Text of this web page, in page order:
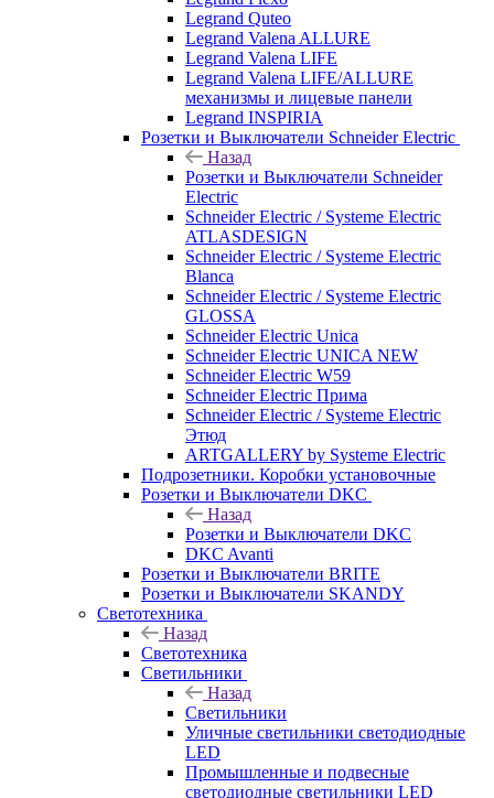
Legrand Quteo
Legrand Valena ALLURE
Legrand Valena LIFE
Legrand Valena LIFE/ALLURE
механизмы и лицевые панели
Legrand INSPIRIA
Розетки и Выключатели Schneider Electric
Назад
Розетки и Выключатели Schneider
Electric
Schneider Electric / Systeme Electric
ATLASDESIGN
Schneider Electric / Systeme Electric
Blanca
Schneider Electric / Systeme Electric
GLOSSA
Schneider Electric Unica
Schneider Electric UNICA NEW
Schneider Electric W59
Schneider Electric Прима
Schneider Electric / Systeme Electric
Этюд
ARTGALLERY by Systeme Electric
Подрозетники. Коробки установочные
Розетки и Выключатели DKC
Назад
Розетки и Выключатели DKC
DKC Avanti
Розетки и Выключатели BRITE
Розетки и Выключатели SKANDY
Светотехника
Назад
Светотехника
Светильники
Назад
Светильники
Уличные светильники светодиодные
LED
Промышленные и подвесные
светодиодные светильники LED